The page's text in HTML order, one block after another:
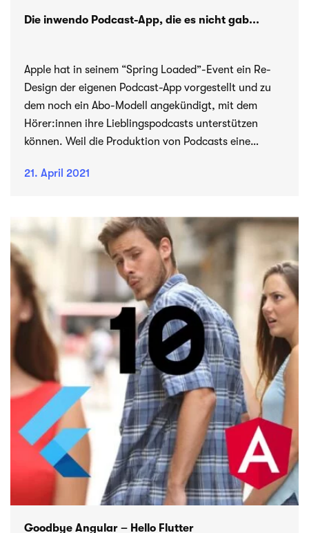
Die inwendo Podcast-App, die es nicht gab...
Apple hat in seinem “Spring Loaded”-Event ein Re-
Design der eigenen Podcast-App vorgestellt und zu
dem noch ein Abo-Modell angekündigt, mit dem
Hörer:innen ihre Lieblingspodcasts unterstützen
können. Weil die Produktion von Podcasts eine
ist, nehmen wir das zum Anlass etwas in die inwendo-
21. April 2021
Goodbye Angular – Hello Flutter